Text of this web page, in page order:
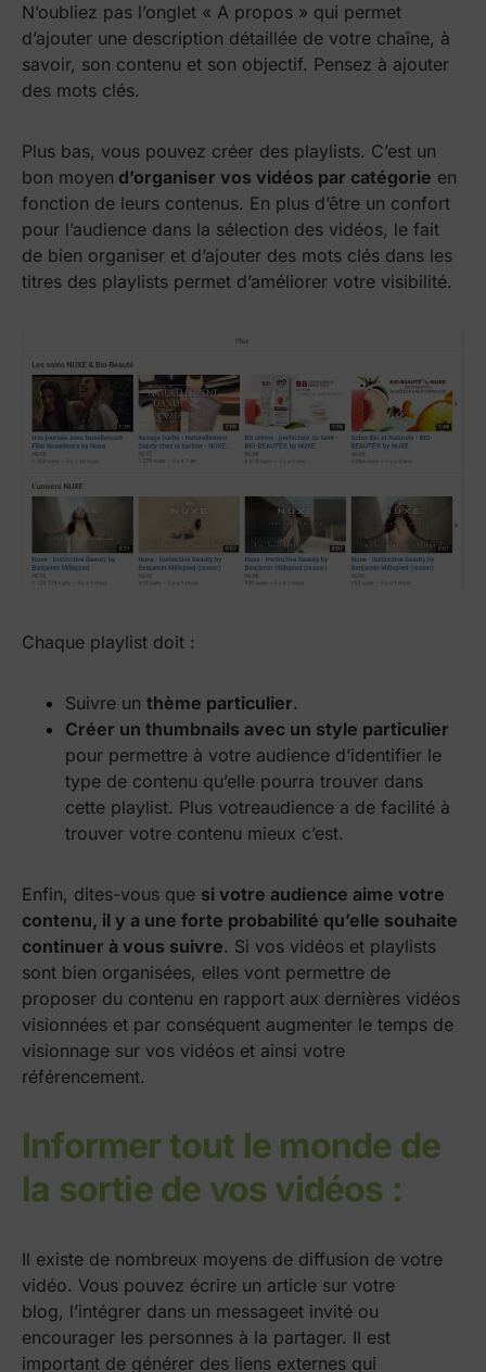
N’oubliez pas l’onglet « A propos » qui permet
d’ajouter une description détaillée de votre chaîne, à
savoir, son contenu et son objectif. Pensez à ajouter
des mots clés.
Plus bas, vous pouvez créer des playlists. C’est un
bon moyen d’organiser vos vidéos par catégorie en
fonction de leurs contenus. En plus d’être un confort
pour l’audience dans la sélection des vidéos, le fait
de bien organiser et d’ajouter des mots clés dans les
titres des playlists permet d’améliorer votre visibilité.
Chaque playlist doit :
Suivre un thème particulier.
Créer un thumbnails avec un style particulier
pour permettre à votre audience d’identifier le
type de contenu qu’elle pourra trouver dans
cette playlist. Plus votreaudience a de facilité à
trouver votre contenu mieux c’est.
Enfin, dites-vous que si votre audience aime votre
contenu, il y a une forte probabilité qu’elle souhaite
continuer à vous suivre. Si vos vidéos et playlists
sont bien organisées, elles vont permettre de
proposer du contenu en rapport aux dernières vidéos
visionnées et par conséquent augmenter le temps de
visionnage sur vos vidéos et ainsi votre
référencement.
Informer tout le monde de
la sortie de vos vidéos :
Il existe de nombreux moyens de diffusion de votre
vidéo. Vous pouvez écrire un article sur votre
blog, l’intégrer dans un messageet invité ou
encourager les personnes à la partager. Il est
important de générer des liens externes qui